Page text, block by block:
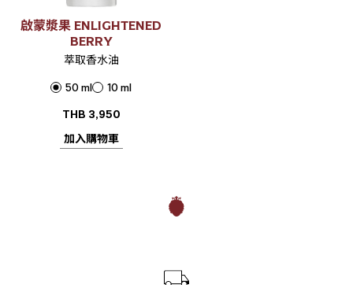
啟蒙漿果 ENLIGHTENED
BERRY
萃取香水油
50 ml
10 ml
THB 3,950
加入購物車